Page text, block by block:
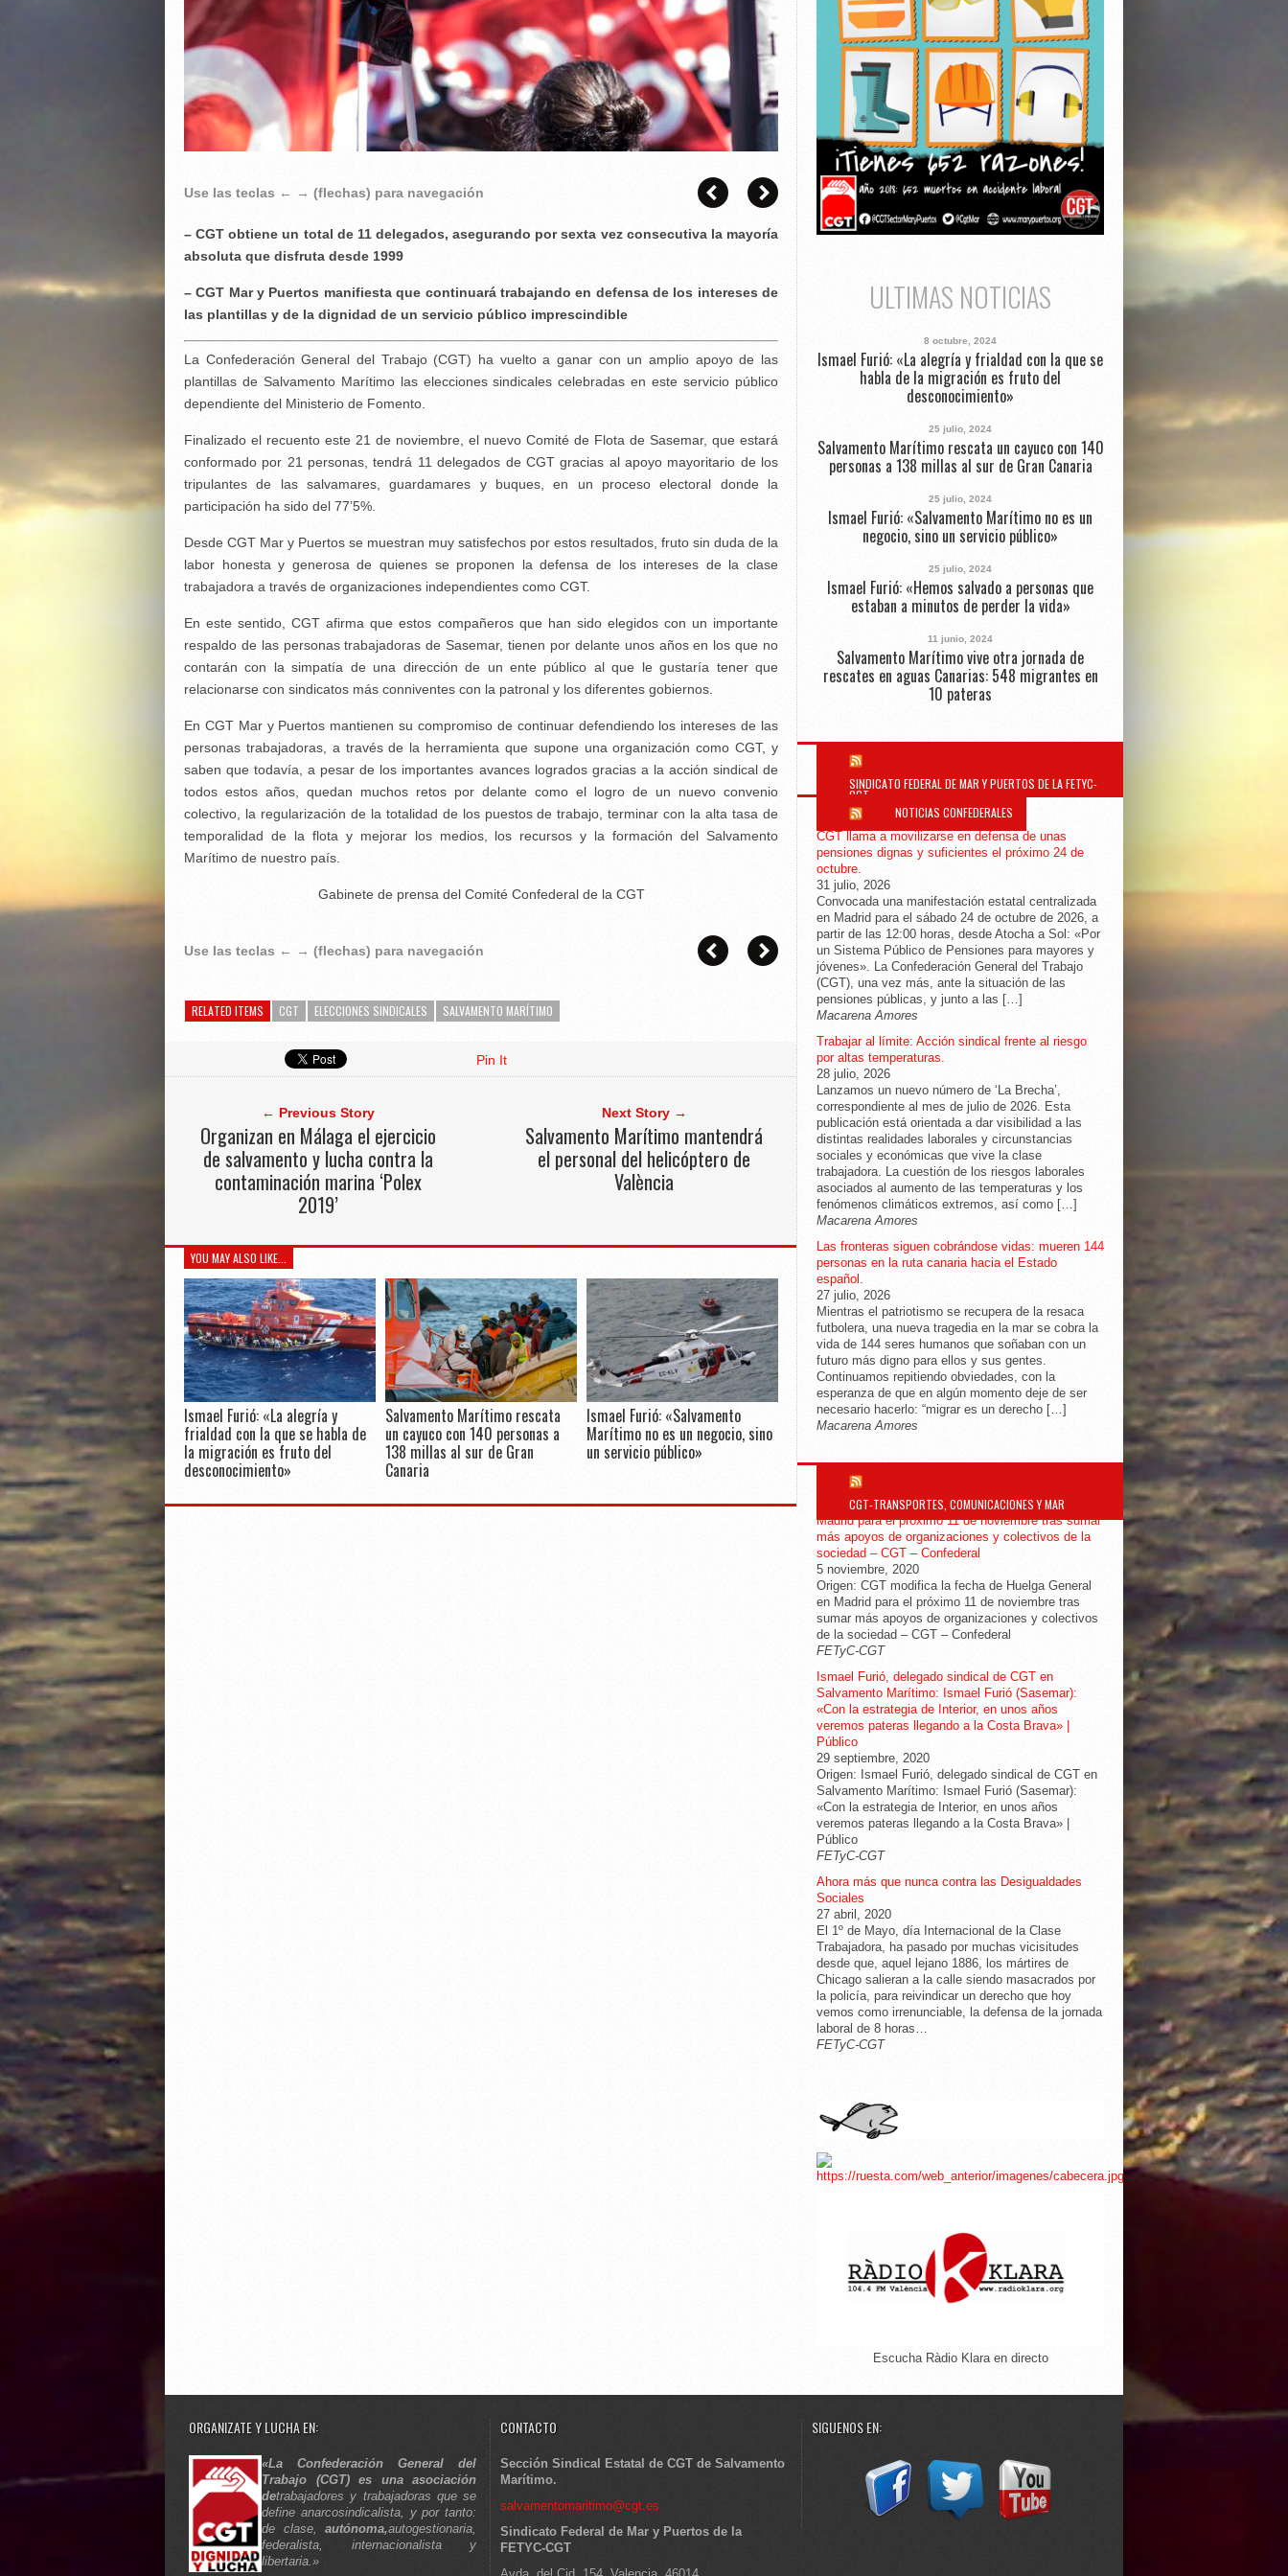
Use las teclas ← → (flechas) para navegación
– CGT obtiene un total de 11 delegados, asegurando por sexta vez consecutiva la mayoría
absoluta que disfruta desde 1999
– CGT Mar y Puertos manifiesta que continuará trabajando en defensa de los intereses de
las plantillas y de la dignidad de un servicio público imprescindible
La Confederación General del Trabajo (CGT) ha vuelto a ganar con un amplio apoyo de las
plantillas de Salvamento Marítimo las elecciones sindicales celebradas en este servicio público
dependiente del Ministerio de Fomento.
Finalizado el recuento este 21 de noviembre, el nuevo Comité de Flota de Sasemar, que estará
conformado por 21 personas, tendrá 11 delegados de CGT gracias al apoyo mayoritario de los
tripulantes de las salvamares, guardamares y buques, en un proceso electoral donde la
participación ha sido del 77’5%.
Desde CGT Mar y Puertos se muestran muy satisfechos por estos resultados, fruto sin duda de la
labor honesta y generosa de quienes se proponen la defensa de los intereses de la clase
trabajadora a través de organizaciones independientes como CGT.
En este sentido, CGT afirma que estos compañeros que han sido elegidos con un importante
respaldo de las personas trabajadoras de Sasemar, tienen por delante unos años en los que no
contarán con la simpatía de una dirección de un ente público al que le gustaría tener que
relacionarse con sindicatos más conniventes con la patronal y los diferentes gobiernos.
En CGT Mar y Puertos mantienen su compromiso de continuar defendiendo los intereses de las
personas trabajadoras, a través de la herramienta que supone una organización como CGT, y
saben que todavía, a pesar de los importantes avances logrados gracias a la acción sindical de
todos estos años, quedan muchos retos por delante como el logro de un nuevo convenio
colectivo, la regularización de la totalidad de los puestos de trabajo, terminar con la alta tasa de
temporalidad de la flota y mejorar los medios, los recursos y la formación del Salvamento
Marítimo de nuestro país.
Gabinete de prensa del Comité Confederal de la CGT
Use las teclas ← → (flechas) para navegación
RELATED ITEMS CGT ELECCIONES SINDICALES SALVAMENTO MARÍTIMO
Pin It
← Previous Story
Organizan en Málaga el ejercicio
de salvamento y lucha contra la
contaminación marina ‘Polex
2019’
Next Story →
Salvamento Marítimo mantendrá
el personal del helicóptero de
València
YOU MAY ALSO LIKE...
Ismael Furió: «La alegría y
frialdad con la que se habla de
la migración es fruto del
desconocimiento»
Salvamento Marítimo rescata
un cayuco con 140 personas a
138 millas al sur de Gran
Canaria
Ismael Furió: «Salvamento
Marítimo no es un negocio, sino
un servicio público»
ULTIMAS NOTICIAS
8 octubre, 2024
Ismael Furió: «La alegría y frialdad con la que se
habla de la migración es fruto del
desconocimiento»
25 julio, 2024
Salvamento Marítimo rescata un cayuco con 140
personas a 138 millas al sur de Gran Canaria
25 julio, 2024
Ismael Furió: «Salvamento Marítimo no es un
negocio, sino un servicio público»
25 julio, 2024
Ismael Furió: «Hemos salvado a personas que
estaban a minutos de perder la vida»
11 junio, 2024
Salvamento Marítimo vive otra jornada de
rescates en aguas Canarias: 548 migrantes en
10 pateras
SINDICATO FEDERAL DE MAR Y PUERTOS DE LA FETYC-
CGT
NOTICIAS CONFEDERALES
CGT llama a movilizarse en defensa de unas
pensiones dignas y suficientes el próximo 24 de
octubre.
31 julio, 2026
Convocada una manifestación estatal centralizada
en Madrid para el sábado 24 de octubre de 2026, a
partir de las 12:00 horas, desde Atocha a Sol: «Por
un Sistema Público de Pensiones para mayores y
jóvenes». La Confederación General del Trabajo
(CGT), una vez más, ante la situación de las
pensiones públicas, y junto a las […]
Macarena Amores
Trabajar al límite: Acción sindical frente al riesgo
por altas temperaturas.
28 julio, 2026
Lanzamos un nuevo número de ‘La Brecha’,
correspondiente al mes de julio de 2026. Esta
publicación está orientada a dar visibilidad a las
distintas realidades laborales y circunstancias
sociales y económicas que vive la clase
trabajadora. La cuestión de los riesgos laborales
asociados al aumento de las temperaturas y los
fenómenos climáticos extremos, así como […]
Macarena Amores
Las fronteras siguen cobrándose vidas: mueren 144
personas en la ruta canaria hacia el Estado
español.
27 julio, 2026
Mientras el patriotismo se recupera de la resaca
futbolera, una nueva tragedia en la mar se cobra la
vida de 144 seres humanos que soñaban con un
futuro más digno para ellos y sus gentes.
Continuamos repitiendo obviedades, con la
esperanza de que en algún momento deje de ser
necesario hacerlo: “migrar es un derecho […]
Macarena Amores
CGT-TRANSPORTES, COMUNICACIONES Y MAR
CGT modifica la fecha de Huelga General en
Madrid para el próximo 11 de noviembre tras sumar
más apoyos de organizaciones y colectivos de la
sociedad – CGT – Confederal
5 noviembre, 2020
Origen: CGT modifica la fecha de Huelga General
en Madrid para el próximo 11 de noviembre tras
sumar más apoyos de organizaciones y colectivos
de la sociedad – CGT – Confederal
FETyC-CGT
Ismael Furió, delegado sindical de CGT en
Salvamento Marítimo: Ismael Furió (Sasemar):
«Con la estrategia de Interior, en unos años
veremos pateras llegando a la Costa Brava» |
Público
29 septiembre, 2020
Origen: Ismael Furió, delegado sindical de CGT en
Salvamento Marítimo: Ismael Furió (Sasemar):
«Con la estrategia de Interior, en unos años
veremos pateras llegando a la Costa Brava» |
Público
FETyC-CGT
Ahora más que nunca contra las Desigualdades
Sociales
27 abril, 2020
El 1º de Mayo, día Internacional de la Clase
Trabajadora, ha pasado por muchas vicisitudes
desde que, aquel lejano 1886, los mártires de
Chicago salieran a la calle siendo masacrados por
la policía, para reivindicar un derecho que hoy
vemos como irrenunciable, la defensa de la jornada
laboral de 8 horas…
FETyC-CGT
Escucha Ràdio Klara en directo
ORGANIZATE Y LUCHA EN:
«La Confederación General del
Trabajo (CGT) es una asociación
detrabajadores y trabajadoras que se
define anarcosindicalista, y por tanto:
de clase, autónoma,autogestionaria,
federalista, internacionalista y
libertaria.»
CONTACTO
Sección Sindical Estatal de CGT de Salvamento
Marítimo.
salvamentomaritimo@cgt.es
Sindicato Federal de Mar y Puertos de la
FETYC-CGT
SIGUENOS EN: